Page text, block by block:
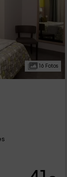
16 Fotos